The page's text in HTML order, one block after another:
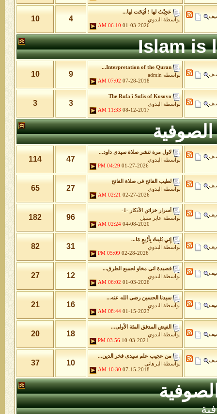
عَجِبْتُ لها ! فُتِحَت لها...
بواسطة
البدوي
01-03-2026
06:10 AM
4
10
Islam is
Interpretation of the Quran...
بواسطة admin
07-28-2018
07:02 AM
9
10
The Rufa'i Sufis of Kosovo
بواسطة
البدوي
08-12-2017
11:33 AM
3
3
لاول مرة تنشر صلاة سيدى داود...
بواسطة
البدوي
01-27-2026
04:29 PM
47
114
لطيب الفائح فى صلاة الفاتح
بواسطة
البدوي
02-27-2026
02:21 AM
27
65
أسرار خزائن اﻷذكار -1-
بواسطة عابر سبيل
04-08-2020
02:24 AM
96
182
إِني بُلِيتُ بِأَرْبعٍ مَا...
بواسطة
البدوي
02-28-2026
05:09 PM
31
82
قصيدة انى مخاو لجميع الطرق...
بواسطة
البدوي
01-03-2026
06:02 AM
12
27
سيدنا الحسين رضى الله عنه...
بواسطة
البدوي
01-15-2023
08:44 AM
16
21
الفيض المدفق المئة الأولى...
بواسطة
البدوي
10-03-2021
03:56 PM
18
20
من عجيب علم سيدى فخر الدين...
بواسطة
البرهانى
07-15-2018
10:30 AM
10
37